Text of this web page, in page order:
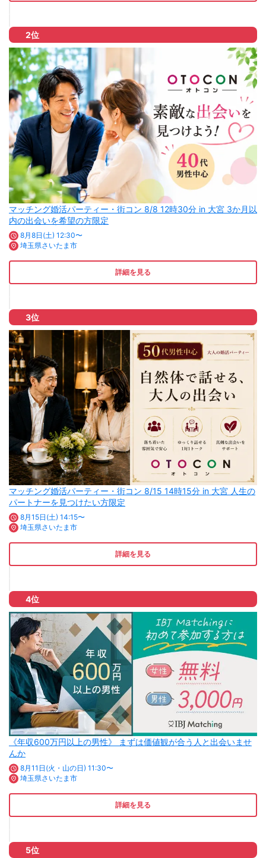
2位
マッチング婚活パーティー・街コン 8/8 12時30分 in 大宮 3か月以
内の出会いを希望の方限定
8月8日(土) 12:30〜
埼玉県さいたま市
詳細を見る
3位
マッチング婚活パーティー・街コン 8/15 14時15分 in 大宮 人生の
パートナーを見つけたい方限定
8月15日(土) 14:15〜
埼玉県さいたま市
詳細を見る
4位
《年収600万円以上の男性》 まずは価値観が合う人と出会いませ
んか
8月11日(火・山の日) 11:30〜
埼玉県さいたま市
詳細を見る
5位